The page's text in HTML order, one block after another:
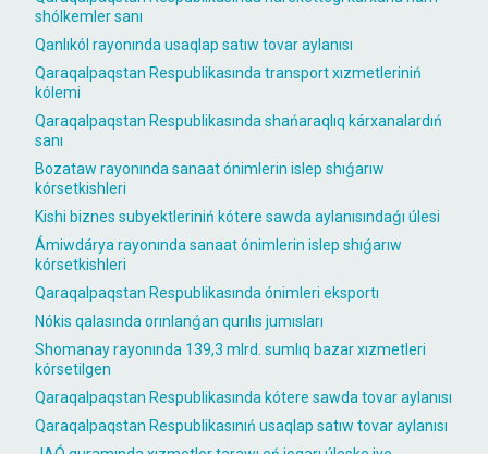
shólkemler sanı
Qanlıkól rayonında usaqlap satıw tovar aylanısı
Qaraqalpaqstan Respublikasında transport xızmetleriniń
kólemi
Qaraqalpaqstan Respublikasında shańaraqlıq kárxanalardıń
sanı
Bozataw rayonında sanaat ónimlerin islep shıǵarıw
kórsetkishleri
Kishi biznes subyektleriniń kótere sawda aylanısındaǵı úlesi
Ámiwdárya rayonında sanaat ónimlerin islep shıǵarıw
kórsetkishleri
Qaraqalpaqstan Respublikasında ónimleri eksportı
Nókis qalasında orınlanǵan qurılıs jumısları
Shomanay rayonında 139,3 mlrd. sumlıq bazar xızmetleri
kórsetilgen
Qaraqalpaqstan Respublikasında kótere sawda tovar aylanısı
Qaraqalpaqstan Respublikasınıń usaqlap satıw tovar aylanısı